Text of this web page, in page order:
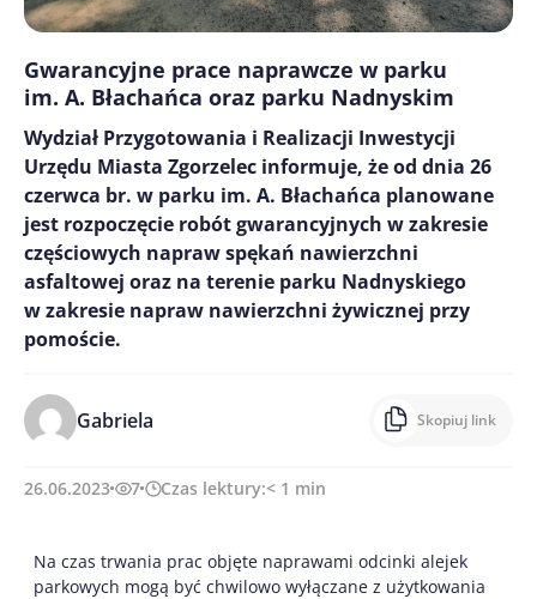
Gwarancyjne prace naprawcze w parku
im. A. Błachańca oraz parku Nadnyskim
Wydział Przygotowania i Realizacji Inwestycji
Urzędu Miasta Zgorzelec informuje, że od dnia 26
czerwca br. w parku im. A. Błachańca planowane
jest rozpoczęcie robót gwarancyjnych w zakresie
częściowych napraw spękań nawierzchni
asfaltowej oraz na terenie parku Nadnyskiego
w zakresie napraw nawierzchni żywicznej przy
pomoście.
Gabriela Skopiuj link
26.06.2023 7 Czas lektury:< 1 min
Na czas trwania prac objęte naprawami odcinki alejek
parkowych mogą być chwilowo wyłączane z użytkowania